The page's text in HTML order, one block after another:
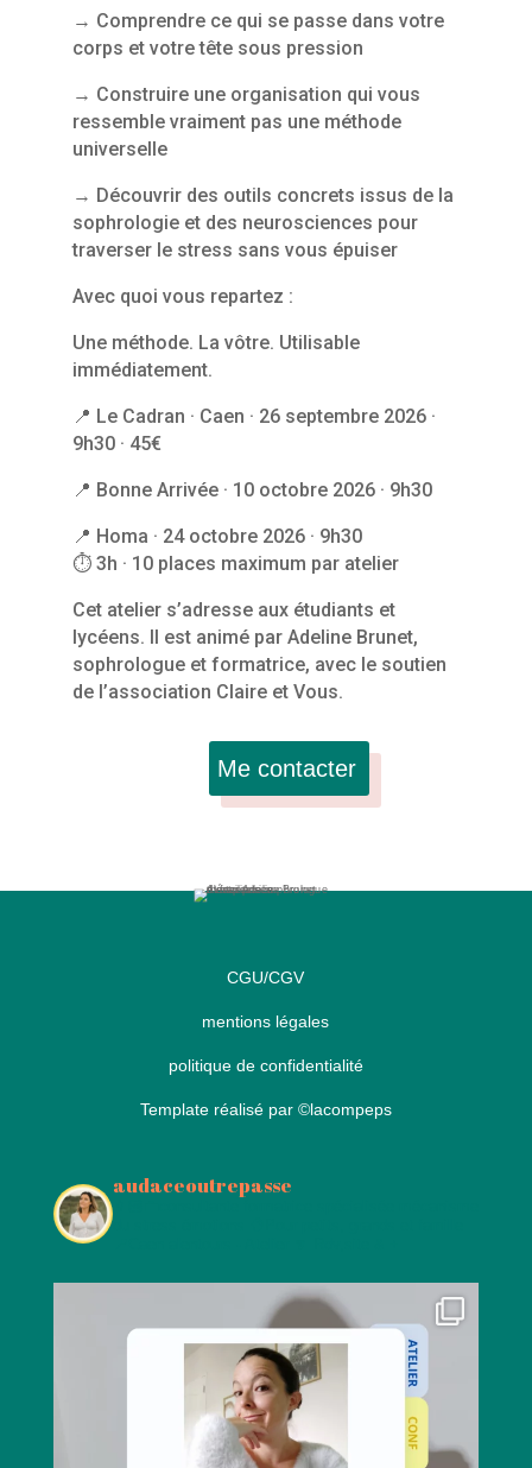
→ Comprendre ce qui se passe dans votre
corps et votre tête sous pression
→ Construire une organisation qui vous
ressemble vraiment pas une méthode
universelle
→ Découvrir des outils concrets issus de la
sophrologie et des neurosciences pour
traverser le stress sans vous épuiser
Avec quoi vous repartez :
Une méthode. La vôtre. Utilisable
immédiatement.
📍 Le Cadran · Caen · 26 septembre 2026 ·
9h30 · 45€
📍 Bonne Arrivée · 10 octobre 2026 · 9h30
📍 Homa · 24 octobre 2026 · 9h30
⏱ 3h · 10 places maximum par atelier
Cet atelier s’adresse aux étudiants et
lycéens. Il est animé par Adeline Brunet,
sophrologue et formatrice, avec le soutien
de l’association Claire et Vous.
Me contacter
CGU/CGV
mentions légales
politique de confidentialité
Template réalisé par ©lacompeps
audaceoutrepasse
👩🏻‍💼consultante formatrice spécialisée mécanisme
du stress émotions